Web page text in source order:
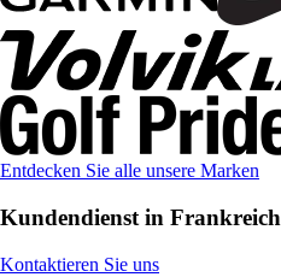
Entdecken Sie alle unsere Marken
Kundendienst in Frankreich
Kontaktieren Sie uns